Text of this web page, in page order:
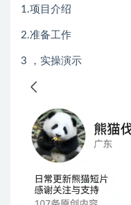
1.项目介绍
2.准备工作
3 ，实操演示